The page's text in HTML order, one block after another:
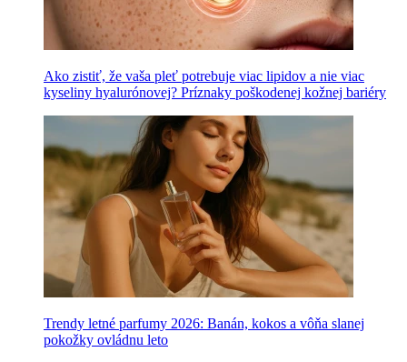
Ako zistiť, že vaša pleť potrebuje viac lipidov a nie viac
kyseliny hyalurónovej? Príznaky poškodenej kožnej bariéry
Trendy letné parfumy 2026: Banán, kokos a vôňa slanej
pokožky ovládnu leto